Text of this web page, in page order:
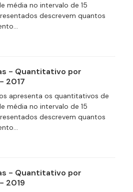
média no intervalo de 15
descrevem quantos
- Quantitativo por
2017
apresenta os quantitativos de
média no intervalo de 15
descrevem quantos
- Quantitativo por
2019